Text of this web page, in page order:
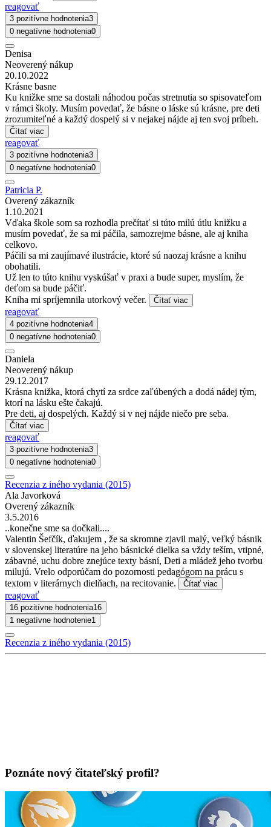
reagovať
3 pozitívne hodnotenia3
0 negatívne hodnotenia0
Denisa
Neoverený nákup
20.10.2022
Krásne basne
Ku knižke sme sa dostali náhodou počas stretnutia so spisovateľom
v rámci školy. Musím povedať, že básne o láske sú krásne, pre deti
zrozumiteľné a každý dospelý si v nejakej nájde aj ten svoj príbeh.
Čítať viac
reagovať
3 pozitívne hodnotenia3
0 negatívne hodnotenia0
Patricia P.
Overený zákazník
1.10.2021
Vďaka škole som sa rozhodla prečítať si túto milú útlu knižku a
musím povedať, že sa mi páčila, samozrejme básne, ale aj kniha
celkovo.
Páčili sa mi zaujímavé ilustrácie, ktoré sú naozaj krásne a knihu
obohatili.
Už len to túto knihu vyskúšať v praxi a bude super, myslím, že
deťom sa bude páčiť.
Kniha mi spríjemnila utorkový večer.
Čítať viac
reagovať
4 pozitívne hodnotenia4
0 negatívne hodnotenia0
Daniela
Neoverený nákup
29.12.2017
Krásna knižka, ktorá chytí za srdce zaľúbených a dodá nádej tým,
ktorí na lásku ešte čakajú.
Pre deti, aj dospelých. Každý si v nej nájde niečo pre seba.
Čítať viac
reagovať
3 pozitívne hodnotenia3
0 negatívne hodnotenia0
Recenzia z iného vydania (2015)
Ala Javorková
Overený zákazník
3.5.2016
..konečne sme sa dočkali....
Valentin Šefčík, ďakujem , že sa skromne zjavil malý, veľký básnik
v slovenskej literatúre na jeho básnické dielka sa vždy teším, vtipné,
zábavné, uchu dobre znejúce texty básní, Deti a mládež jeho tvorbu
milujú. Vrelo odporúčam do pozornosti pedagógom na prácu s
textom v literárnych dielňach, na recitovanie.
Čítať viac
reagovať
16 pozitívne hodnotenia16
1 negatívne hodnotenie1
Recenzia z iného vydania (2015)
Poznáte nový čitateľský profil?